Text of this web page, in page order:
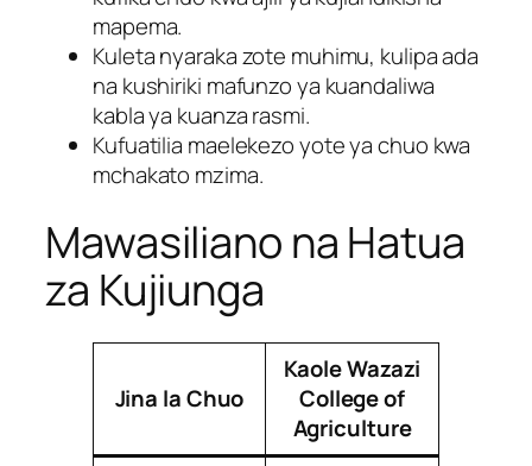
mapema.
Kuleta nyaraka zote muhimu, kulipa ada
na kushiriki mafunzo ya kuandaliwa
kabla ya kuanza rasmi.
Kufuatilia maelekezo yote ya chuo kwa
mchakato mzima.
Mawasiliano na Hatua
za Kujiunga
Jina la Chuo
Kaole Wazazi
College of
Agriculture